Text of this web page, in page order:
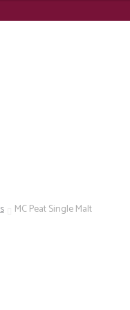
MC Peat Single Malt